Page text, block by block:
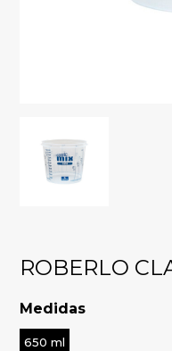
ROBERLO
Medidas
650 ml